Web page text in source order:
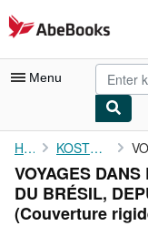
Skip to main content
AbeBooks.com
Menu
My Account
My Purchases
Advanced Search
Home KOSTER HENRI
VOYAGES
DU BRÉSIL,
(Couverture